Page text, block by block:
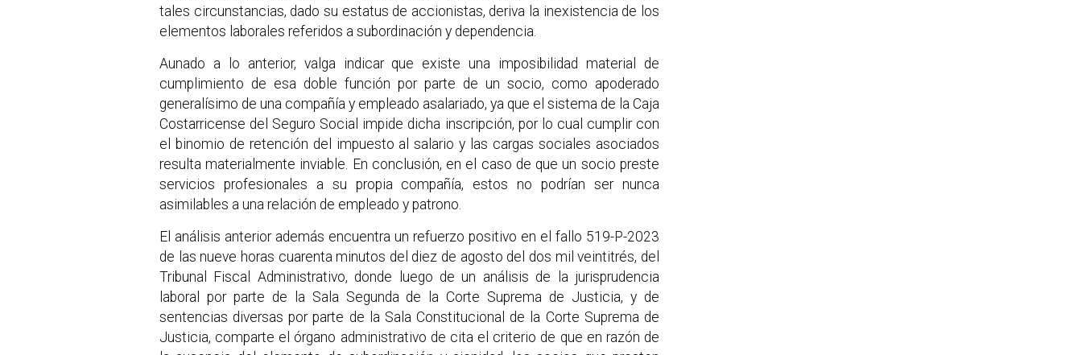
tales circunstancias, dado su estatus de accionistas, deriva la inexistencia de los
elementos laborales referidos a subordinación y dependencia.
Aunado a lo anterior, valga indicar que existe una imposibilidad material de
cumplimiento de esa doble función por parte de un socio, como apoderado
generalísimo de una compañía y empleado asalariado, ya que el sistema de la Caja
Costarricense del Seguro Social impide dicha inscripción, por lo cual cumplir con
el binomio de retención del impuesto al salario y las cargas sociales asociados
resulta materialmente inviable. En conclusión, en el caso de que un socio preste
servicios profesionales a su propia compañía, estos no podrían ser nunca
asimilables a una relación de empleado y patrono.
El análisis anterior además encuentra un refuerzo positivo en el fallo 519-P-2023
de las nueve horas cuarenta minutos del diez de agosto del dos mil veintitrés, del
Tribunal Fiscal Administrativo, donde luego de un análisis de la jurisprudencia
laboral por parte de la Sala Segunda de la Corte Suprema de Justicia, y de
sentencias diversas por parte de la Sala Constitucional de la Corte Suprema de
Justicia, comparte el órgano administrativo de cita el criterio de que en razón de